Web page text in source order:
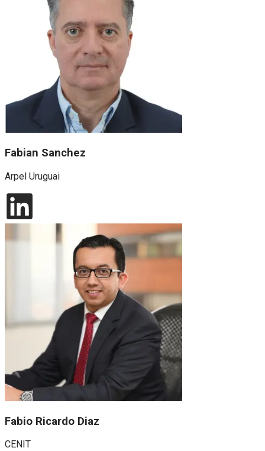
Fabian Sanchez
Arpel Uruguai
Fabio Ricardo Diaz
CENIT